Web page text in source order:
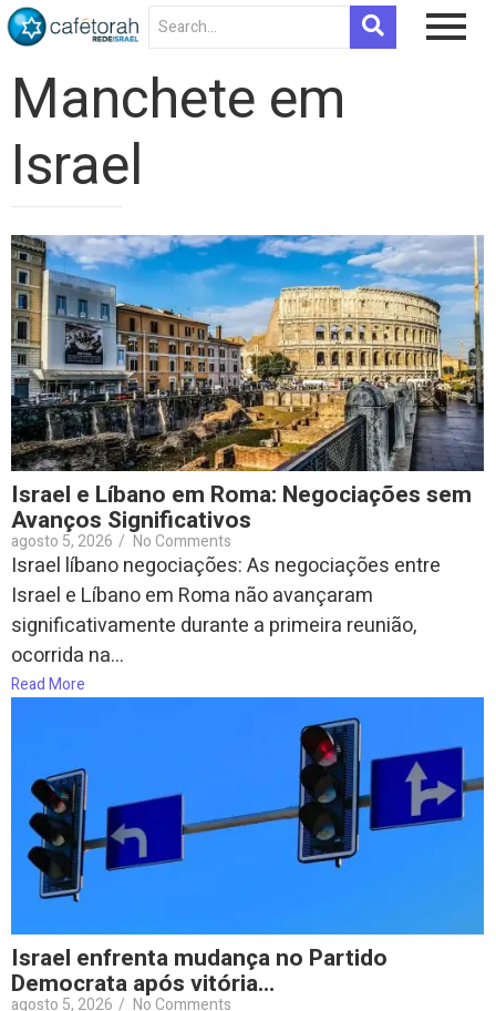
Manchete em
Israel
Israel e Líbano em Roma: Negociações sem
Avanços Significativos
agosto 5, 2026 / No Comments
Israel líbano negociações: As negociações entre
Israel e Líbano em Roma não avançaram
significativamente durante a primeira reunião,
ocorrida na...
Read More
Israel enfrenta mudança no Partido
Democrata após vitória…
agosto 5, 2026 / No Comments